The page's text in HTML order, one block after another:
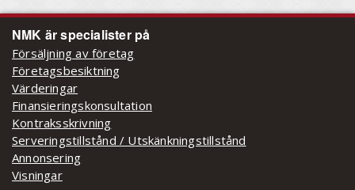
NMK är specialister på
Försäljning av företag
Företagsbesiktning
Värderingar
Finansieringskonsultation
Kontraksskrivning
Serveringstillstånd / Utskänkningstillstånd
Annonsering
Visningar